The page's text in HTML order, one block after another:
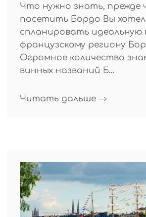
Что нужно знать, прежде
посетить Бордо Вы
спланировать идеальную
французскому региону
Огромное количество
винных названий Б…
Читать дальше